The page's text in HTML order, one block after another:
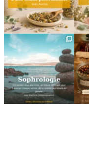
8 0
🌿 Cinq mois, cinq façons
de souffler
...
8 1